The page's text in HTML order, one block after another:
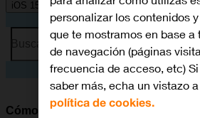
iOS 15.0
Busca por problema o tema
Cómo colocar la SIM
personalizar los contenidos
que te mostramos en base a
de navegación (páginas
frecuencia de acceso, etc)
saber más, echa un vistazo
política de cookies.